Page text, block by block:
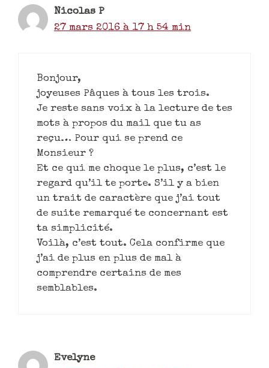
Nicolas P
27 mars 2016 à 17 h 54 min
Bonjour,
joyeuses Pâques à tous les trois.
Je reste sans voix à la lecture de tes
mots à propos du mail que tu as
reçu… Pour qui se prend ce
Monsieur ?
Et ce qui me choque le plus, c’est le
regard qu’il te porte. S’il y a bien
un trait de caractère que j’ai tout
de suite remarqué te concernant est
ta simplicité.
Voilà, c’est tout. Cela confirme que
j’ai de plus en plus de mal à
comprendre certains de mes
semblables.
Evelyne